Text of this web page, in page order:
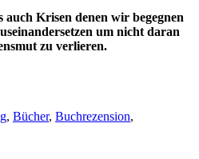
auch Krisen denen wir begegnen
um nicht daran
zu verlieren.
, Bücher, Buchrezension,